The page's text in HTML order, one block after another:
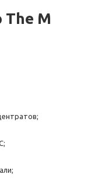
The M